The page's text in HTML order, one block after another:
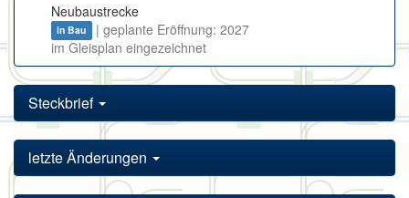
Neubaustrecke
in Bau
| geplante Eröffnung: 2027
im Gleisplan eingezeichnet
Steckbrief
letzte Änderungen